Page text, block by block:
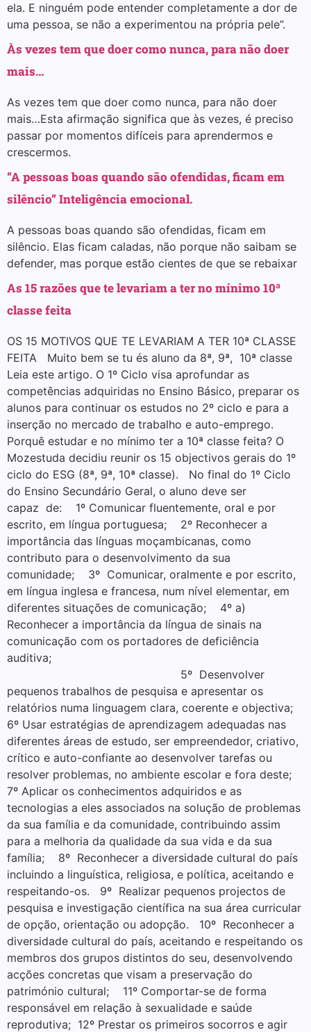
ela. E ninguém pode entender completamente a dor de
uma pessoa, se não a experimentou na própria pele”.
Às vezes tem que doer como nunca, para não doer
mais…
As vezes tem que doer como nunca, para não doer
mais…Esta afirmação significa que às vezes, é preciso
passar por momentos difíceis para aprendermos e
crescermos.
“A pessoas boas quando são ofendidas, ficam em
silêncio” Inteligência emocional.
A pessoas boas quando são ofendidas, ficam em
silêncio. Elas ficam caladas, não porque não saibam se
defender, mas porque estão cientes de que se rebaixar
As 15 razões que te levariam a ter no mínimo 10ª
classe feita
OS 15 MOTIVOS QUE TE LEVARIAM A TER 10ª CLASSE
FEITA Muito bem se tu és aluno da 8ª, 9ª, 10ª classe
Leia este artigo. O 1º Ciclo visa aprofundar as
competências adquiridas no Ensino Básico, preparar os
alunos para continuar os estudos no 2º ciclo e para a
inserção no mercado de trabalho e auto-emprego.
Porquê estudar e no mínimo ter a 10ª classe feita? O
Mozestuda decidiu reunir os 15 objectivos gerais do 1º
ciclo do ESG (8ª, 9ª, 10ª classe). No final do 1º Ciclo
do Ensino Secundário Geral, o aluno deve ser
capaz de: 1º Comunicar fluentemente, oral e por
escrito, em língua portuguesa; 2º Reconhecer a
importância das línguas moçambicanas, como
contributo para o desenvolvimento da sua
comunidade; 3º Comunicar, oralmente e por escrito,
em língua inglesa e francesa, num nível elementar, em
diferentes situações de comunicação; 4º a)
Reconhecer a importância da língua de sinais na
comunicação com os portadores de deficiência
auditiva;
5º Desenvolver
pequenos trabalhos de pesquisa e apresentar os
relatórios numa linguagem clara, coerente e objectiva;
6º Usar estratégias de aprendizagem adequadas nas
diferentes áreas de estudo, ser empreendedor, criativo,
crítico e auto-confiante ao desenvolver tarefas ou
resolver problemas, no ambiente escolar e fora deste;
7º Aplicar os conhecimentos adquiridos e as
tecnologias a eles associados na solução de problemas
da sua família e da comunidade, contribuindo assim
para a melhoria da qualidade da sua vida e da sua
família; 8º Reconhecer a diversidade cultural do país
incluindo a linguística, religiosa, e política, aceitando e
respeitando-os. 9º Realizar pequenos projectos de
pesquisa e investigação científica na sua área curricular
de opção, orientação ou adopção. 10º Reconhecer a
diversidade cultural do país, aceitando e respeitando os
membros dos grupos distintos do seu, desenvolvendo
acções concretas que visam a preservação do
património cultural; 11º Comportar-se de forma
responsável em relação à sexualidade e saúde
reprodutiva; 12º Prestar os primeiros socorros e agir